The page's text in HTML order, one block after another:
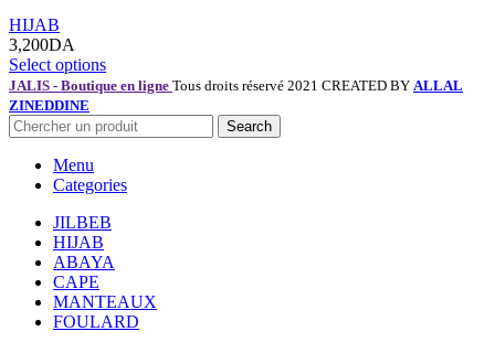
HIJAB
3,200DA
Select options
JALIS - Boutique en ligne Tous droits réservé 2021 CREATED BY ALLAL
ZINEDDINE
Search
Menu
Categories
JILBEB
HIJAB
ABAYA
CAPE
MANTEAUX
FOULARD